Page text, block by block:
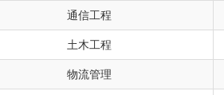
通信工程
土木工程
物流管理